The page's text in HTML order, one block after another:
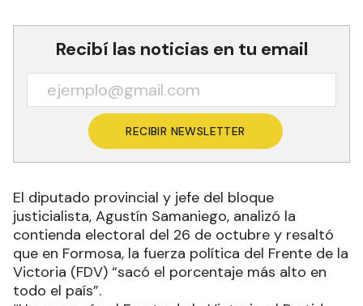
Recibí las noticias en tu email
RECIBIR NEWSLETTER
El diputado provincial y jefe del bloque
justicialista, Agustín Samaniego, analizó la
contienda electoral del 26 de octubre y resaltó
que en Formosa, la fuerza política del Frente de la
Victoria (FDV) “sacó el porcentaje más alto en
todo el país”.